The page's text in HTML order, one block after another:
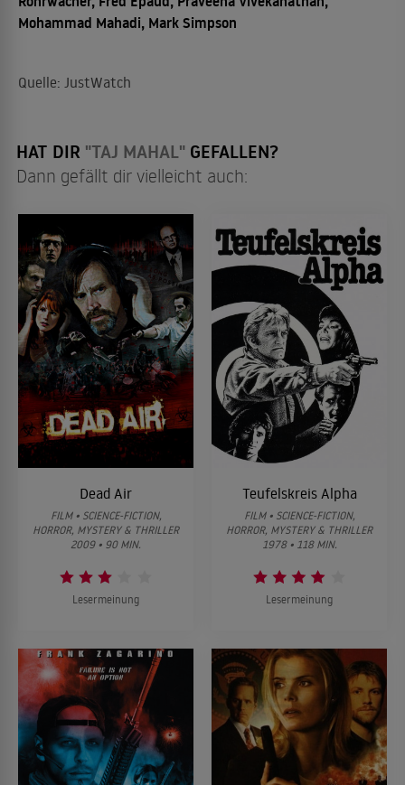
Mohammad Mahadi, Mark Simpson
Quelle: JustWatch
HAT DIR "TAJ MAHAL" GEFALLEN?
Dann gefällt dir vielleicht auch:
Dead Air
FILM • SCIENCE-FICTION,
HORROR, MYSTERY & THRILLER
2009 • 90 MIN.
Lesermeinung
Teufelskreis Alpha
FILM • SCIENCE-FICTION,
HORROR, MYSTERY & THRILLER
1978 • 118 MIN.
Lesermeinung